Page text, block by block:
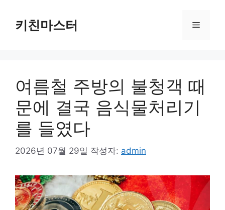
키친마스터 메
여름철 주방의 불청객 때
문에 결국 음식물처리기
를 들였다
2026년 07월 29일 작성자: admin